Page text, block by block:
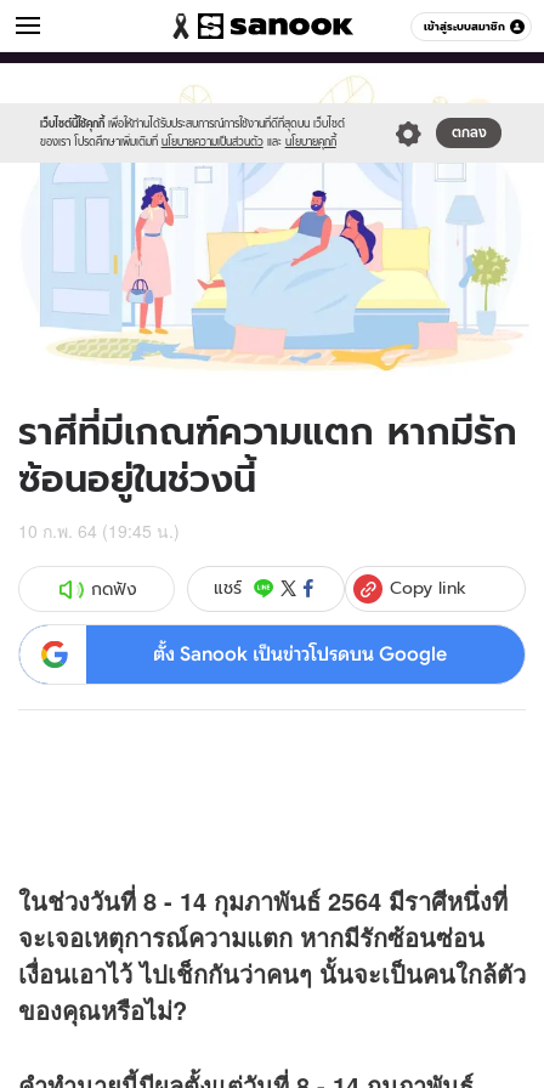
เข้าสู่ระบบสมาชิก
ดูดวง หมวดอื่นๆ
เว็บไซต์นี้ใช้คุกกี้ เพื่อให้ท่านได้รับประสบการณ์การใช้งานที่ดีที่สุดบน เว็บไซต์
ของเรา โปรดศึกษาเพิ่มเติมที่ นโยบายความเป็นส่วนตัว และ นโยบายคุกกี้
ตกลง
sanook.png
(1).jpg
ราศีที่มีเกณฑ์ความแตก หากมีรัก
ซ้อนอยู่ในช่วงนี้
10 ก.พ. 64 (19:45 น.)
กดฟัง แชร์ Copy link
ตั้ง Sanook เป็นข่าวโปรดบน Google
ในช่วงวันที่ 8 - 14 กุมภาพันธ์ 2564 มีราศีหนึ่งที่
จะเจอเหตุการณ์ความแตก หากมีรักซ้อนซ่อน
เงื่อนเอาไว้ ไปเช็กกันว่าคนๆ นั้นจะเป็นคนใกล้ตัว
ของคุณหรือไม่?